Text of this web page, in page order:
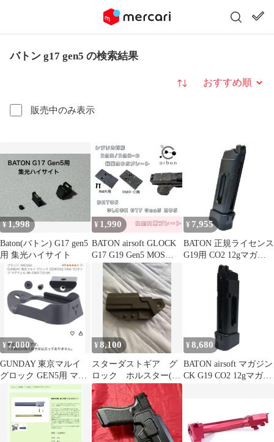
バトン g17 gen5 の検索結果
販売中のみ表示
並び替え
¥1,998
Baton(バトン) G17 gen5
用 集光ハイサイト
¥ 1,990
BATON airsoft GLOCK
G17 G19 Gen5 MOS
RMR/RMR-C用軽量プレ
ート【G17 G19】
¥ 7,955
BATON 正規ライセンス
G19用 CO2 12gマガジ
G19-COM
¥7,000
GUNDAY 東京マルイ
グロック GEN5用 マグ
ウェル
¥8,100
スターダストギア グ
ロック ホルスター(左
用)
¥ 8,680
BATON airsoft マガジン
CK G19 CO2 12gマガジ